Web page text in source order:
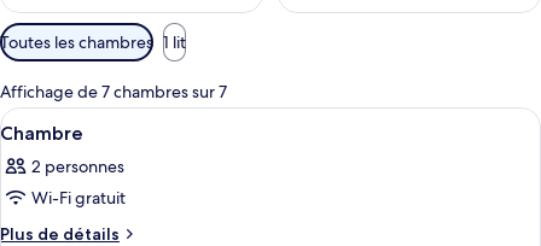
Filtres
disponibles
pour
les
chambres
Toutes les chambres 1 lit
Affichage de 7 chambres sur 7
Afficher
toutes
les
photos
pour
Une chambre d’hôtel avec deux lits,
1
Chambre
2 personnes
Wi-Fi gratuit
Plus de détails
Plus